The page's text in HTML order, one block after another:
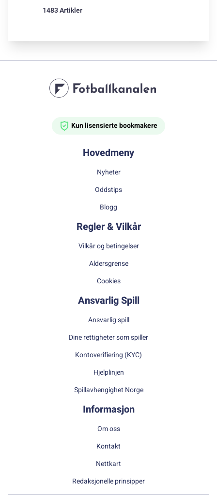
1483 Artikler
Kun lisensierte bookmakere
Hovedmeny
Nyheter
Oddstips
Blogg
Regler & Vilkår
Vilkår og betingelser
Aldersgrense
Cookies
Ansvarlig Spill
Ansvarlig spill
Dine rettigheter som spiller
Kontoverifiering (KYC)
Hjelplinjen
Spillavhengighet Norge
Informasjon
Om oss
Kontakt
Nettkart
Redaksjonelle prinsipper